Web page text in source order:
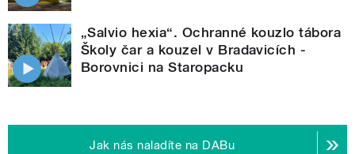
„Salvio hexia“. Ochranné kouzlo tábora
Školy čar a kouzel v Bradavicích -
Borovnici na Staropacku
Jak nás naladíte na DABu